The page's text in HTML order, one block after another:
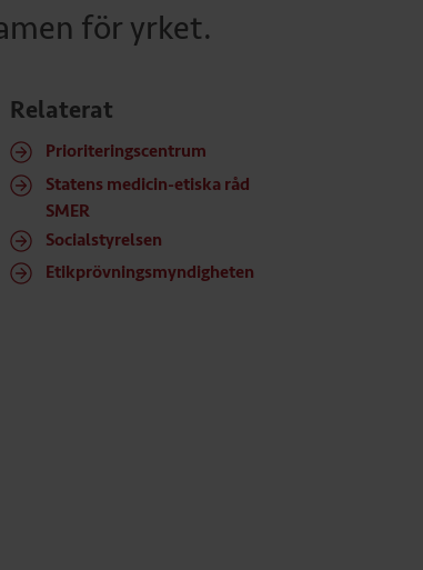
för yrket.
Relaterat
Prioriteringscentrum
Statens medicin-etiska råd
SMER
Socialstyrelsen
Etikprövningsmyndigheten